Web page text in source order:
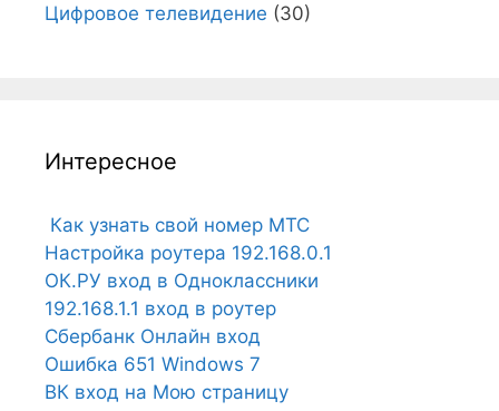
Цифровое телевидение (30)
Интересное
Как узнать свой номер МТС
Настройка роутера 192.168.0.1
ОК.РУ вход в Одноклассники
192.168.1.1 вход в роутер
Сбербанк Онлайн вход
Ошибка 651 Windows 7
ВК вход на Мою страницу